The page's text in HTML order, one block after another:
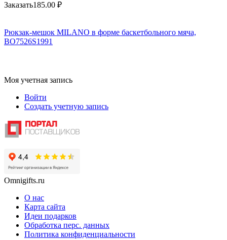
Заказать185.00 ₽
Рюкзак-мешок MILANO в форме баскетбольного мяча,
BO7526S1991
Моя учетная запись
Войти
Создать учетную запись
Omnigifts.ru
О нас
Карта сайта
Идеи подарков
Обработка перс. данных
Политика конфиденциальности